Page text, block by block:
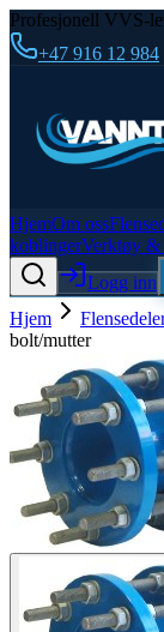
Profesjonell VVS-
+47 916 12 984
HjemOm oss
koblingerVerktøy &
Logg inn
Hjem
bolt/mutter